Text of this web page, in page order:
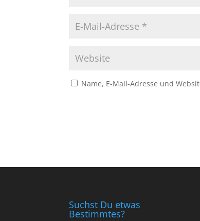
Name, E-Mail-Adresse und
Suchst Du etwas
Bestimmtes?